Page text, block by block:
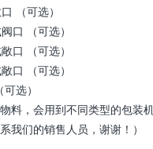
（可选）
口 （可选）
口 （可选）
口 （可选）
选）
物料，会用到不同类型的包装
我们的销售人员，谢谢！）